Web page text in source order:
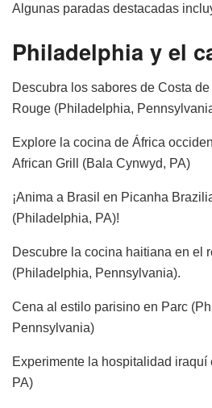
Algunas paradas destacadas
Philadelphia y el
Descubra los sabores de Costa
Rouge (Philadelphia,
Explore la cocina de África
African Grill (Bala Cynwyd, PA)
¡Anima a Brasil en Picanha
(Philadelphia, PA)!
Descubre la cocina haitiana en el
(Philadelphia, Pennsylvania).
Cena al estilo parisino en Parc
Pennsylvania)
Experimente la hospitalidad iraquí
PA)